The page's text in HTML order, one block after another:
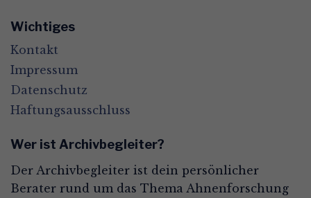
Wichtiges
Kontakt
Impressum
Datenschutz
Haftungsausschluss
Wer ist Archivbegleiter?
Der Archivbegleiter ist dein persönlicher
Berater rund um das Thema Ahnenforschung